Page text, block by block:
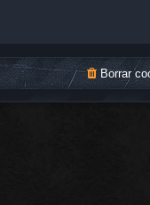
Borrar